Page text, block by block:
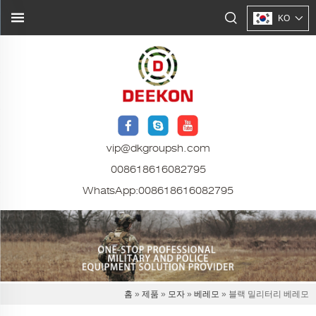
KO
vip@dkgroupsh.com
008618616082795
WhatsApp:008618616082795
홈 » 제품 » 모자 » 베레모 » 블랙 밀리터리 베레모